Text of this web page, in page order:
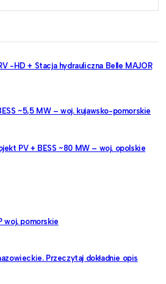
-HD + Stacja hydrauliczna Belle MAJOR
~5,5 MW – woj. kujawsko-pomorskie
PV + BESS ~80 MW – woj. opolskie
woj. pomorskie
Przeczytaj dokładnie opis